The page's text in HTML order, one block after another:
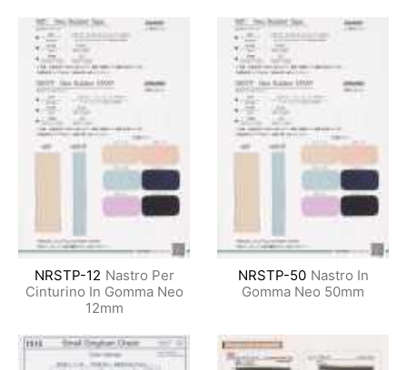
NRSTP-12 Nastro Per
Cinturino In Gomma Neo
12mm
NRSTP-50 Nastro In
Gomma Neo 50mm